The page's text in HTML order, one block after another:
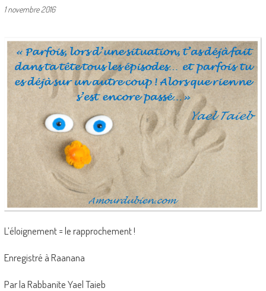
1 novembre 2016
L’éloignement = le rapprochement !
Enregistré à Raanana
Par la Rabbanite Yael Taieb